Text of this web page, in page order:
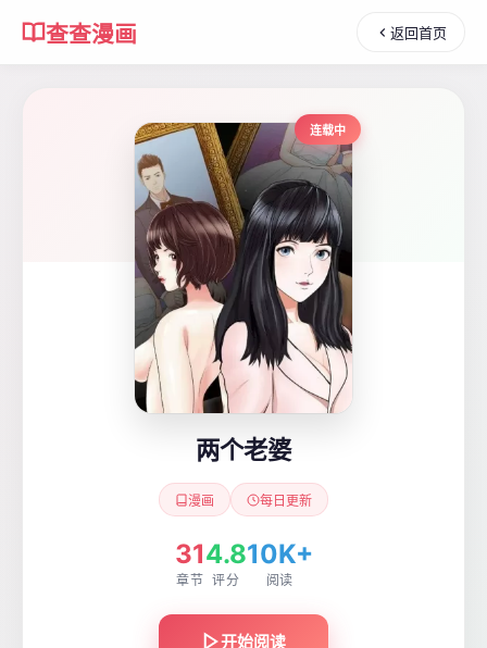
查查漫画 返回首页
连载中
两个老婆
漫画 每日更新
31
章节
4.8
评分
10K+
阅读
开始阅读